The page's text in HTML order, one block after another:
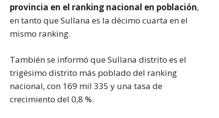
provincia en el ranking nacional en población,
en tanto que Sullana es la décimo cuarta en el
mismo ranking.
También se informó que Sullana distrito es el
trigésimo distrito más poblado del ranking
nacional, con 169 mil 335 y una tasa de
crecimiento del 0,8 %.